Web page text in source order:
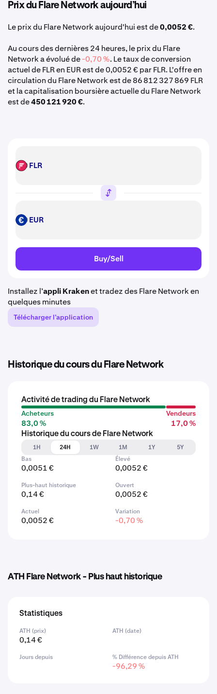
Prix du Flare Network aujourd’hui
Le prix du Flare Network aujourd'hui est de0,0052 €.
Au cours des dernières 24 heures, le prix du Flare
Network a évolué de-0,70 %. Le taux de conversion
actuel de FLR en EUR est de 0,0052 € par FLR. L'offre en
circulation du Flare Network est de 86 812 327 869 FLR
et la capitalisation boursière actuelle du Flare Network
est de450 121 920 €.
FLR FLR
EUR EUR
Buy/Sell
Installez l’appli Krakenet tradez des Flare Network en
quelques minutes
Télécharger l’application
Historique du cours du Flare Network
Activité de trading du Flare Network
Acheteurs
83,0 %
Vendeurs
17,0 %
Historique du cours de Flare Network
1H
24H 1W 1M 1Y
5Y
Bas
0,0051 €
Élevé
0,0052 €
Plus-haut historique
0,14 €
Ouvert
0,0052 €
Actuel
0,0052 €
Variation
-0,70 %
ATH Flare Network - Plus haut historique
Statistiques
ATH (prix)
0,14 €
ATH (date)
Jours depuis % Différence depuis ATH
-96,29 %